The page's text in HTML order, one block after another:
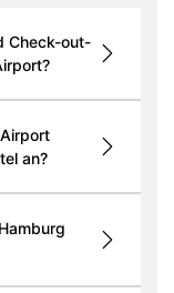
Check-out-
an?